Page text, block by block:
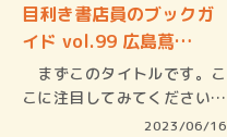
目利き書店員のブックガ
イド vol.99 広島蔦…
まずこのタイトルです。こ
こに注目してみてください。
2023/06/16